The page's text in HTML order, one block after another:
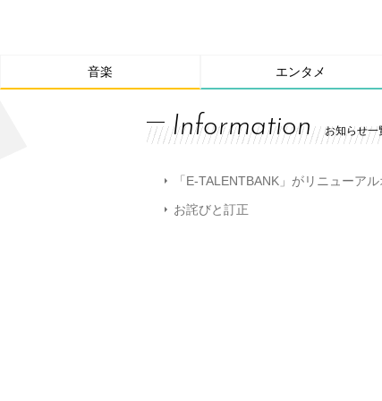
音楽 エンタメ
Information お知らせ一
「E-TALENTBANK」がリニューア
お詫びと訂正